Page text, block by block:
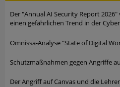
Der "Annual AI Security Report
einen gefährlichen Trend in der
Omnissa-Analyse "State of Digital
Schutzmaßnahmen gegen Angriffe
Der Angriff auf Canvas und die